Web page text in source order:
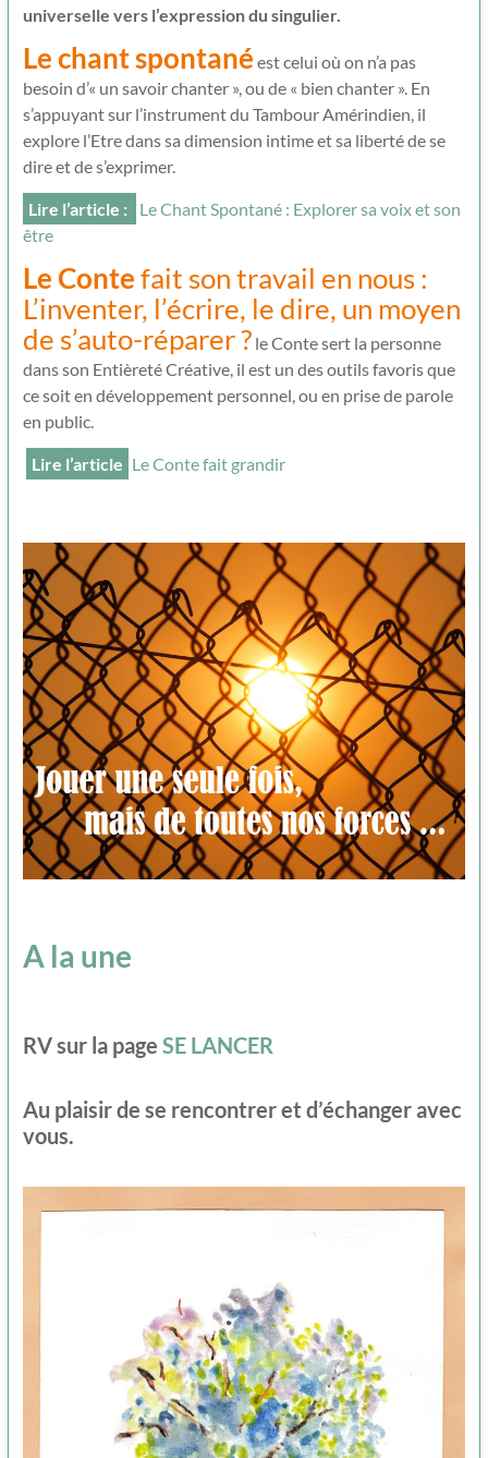
universelle vers l’expression du singulier.
Le chant spontané est celui où on n’a pas
besoin d’« un savoir chanter », ou de « bien chanter ». En
s’appuyant sur l’instrument du Tambour Amérindien, il
explore l’Etre dans sa dimension intime et sa liberté de se
dire et de s’exprimer.
Lire l’article :
Le Chant Spontané : Explorer sa voix et son
être
Le Conte fait son travail en nous :
L’inventer, l’écrire, le dire, un moyen
de s’auto-réparer ?le Conte sert la personne
dans son Entièreté Créative, il est un des outils favoris que
ce soit en développement personnel, ou en prise de parole
en public.
Lire l’article Le Conte fait grandir
A la une
RV sur la page SE LANCER
Au plaisir de se rencontrer et d’échanger avec
vous.